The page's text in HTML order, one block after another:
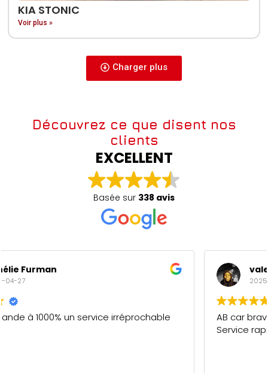
KIA STONIC
Voir plus »
Charger plus
Découvrez ce que disent nos
clients
EXCELLENT
Basée sur 338 avis
valery maderi
AB car bravo pour votre professionnalisme.